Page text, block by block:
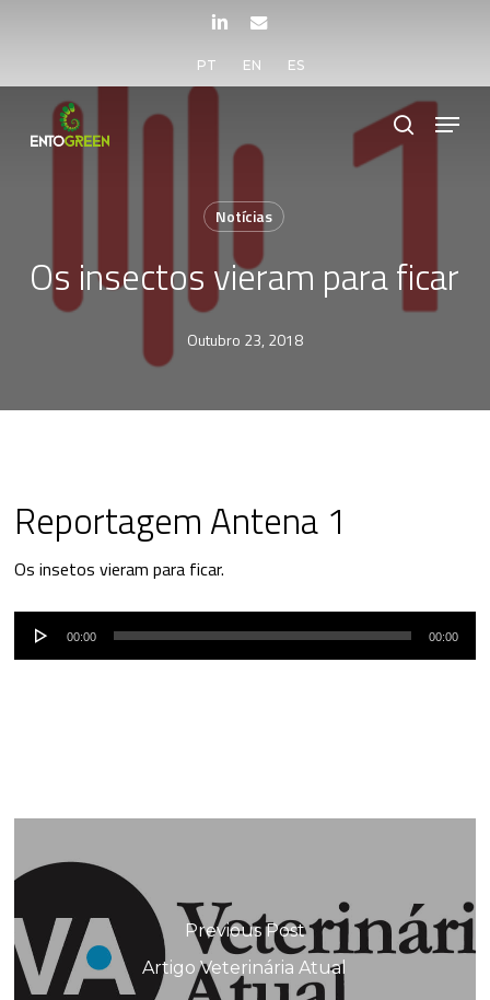
main
content
LINKEDINEMAIL
PT
EN ES
search
Menu
Notícias
Os insectos vieram para ficar
Outubro 23, 2018
Reportagem Antena 1
Os insetos vieram para ficar.
Reprodutor
de
00:00 00:00
Previous Post
Artigo Veterinária Atual